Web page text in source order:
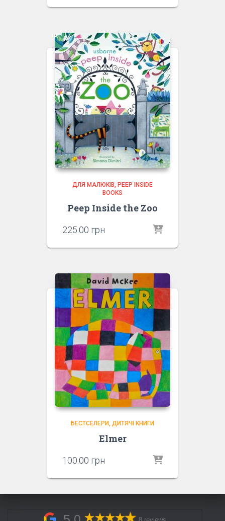
ДЛЯ МАЛЮКІВ
PEEP INSIDE
BOOKS
Peep Inside the Zoo
225.00 грн
БЕСТСЕЛЕРИ ДИТЯЧІ КНИГИ
Elmer
100.00 грн